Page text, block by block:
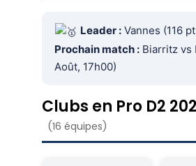
Leader :Vannes (116
Prochain match :Biarritz vs
Août, 17h00)
Clubs en Pro D2
(16 équipes)